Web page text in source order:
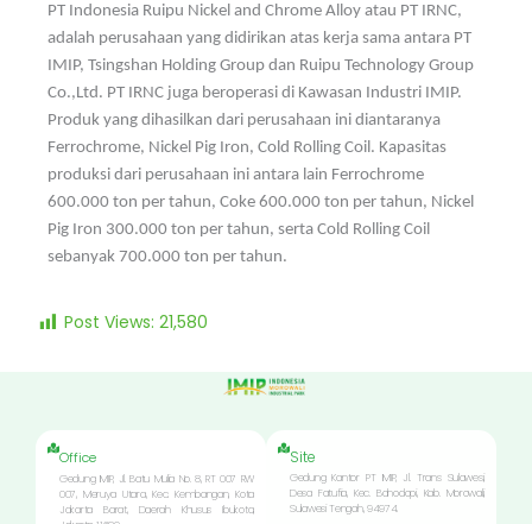
PT Indonesia Ruipu Nickel and Chrome Alloy atau PT IRNC,
adalah perusahaan yang didirikan atas kerja sama antara PT
IMIP, Tsingshan Holding Group dan Ruipu Technology Group
Co.,Ltd. PT IRNC juga beroperasi di Kawasan Industri IMIP.
Produk yang dihasilkan dari perusahaan ini diantaranya
Ferrochrome, Nickel Pig Iron, Cold Rolling Coil. Kapasitas
produksi dari perusahaan ini antara lain Ferrochrome
600.000 ton per tahun, Coke 600.000 ton per tahun, Nickel
Pig Iron 300.000 ton per tahun, serta Cold Rolling Coil
sebanyak 700.000 ton per tahun.
Post Views: 21,580
Office
Gedung IMIP, Jl. Batu Mulia No. 8, RT 007 RW
007, Meruya Utara, Kec. Kembangan, Kota
Jakarta Barat, Daerah Khusus Ibukota,
Site
Gedung Kantor PT IMIP, Jl. Trans Sulawesi,
Desa Fatufia, Kec. Bahodopi, Kab. Morowali,
Sulawesi Tengah, 94974.